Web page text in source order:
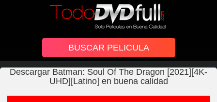
Descargar Batman: Soul Of The Dragon [2021][4K-
UHD][Latino] en buena calidad